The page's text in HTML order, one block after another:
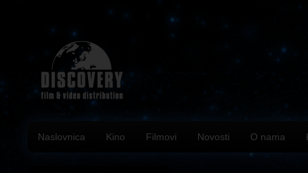
Naslovnica Kino Filmovi Novosti O nama